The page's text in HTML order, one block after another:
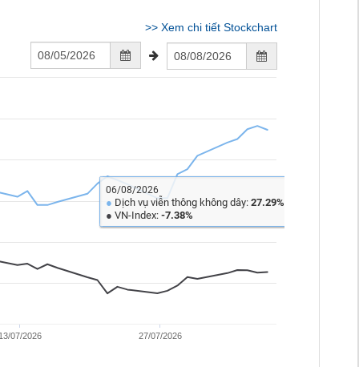
>> Xem chi tiết Stockchart
13/07/2026 27/07/2026
06/08/2026
● Dịch vụ viễn thông không dây:27.29%
● VN-Index:-7.38%